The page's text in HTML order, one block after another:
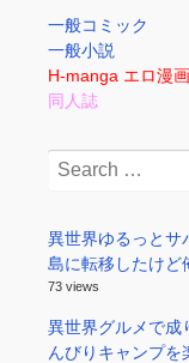
一般コミック
一般小説
H-manga エロ漫画
同人誌
Search
異世界ゆるっとサ
島に転移したけど
73 views
異世界グルメで成
んびりキャンプ